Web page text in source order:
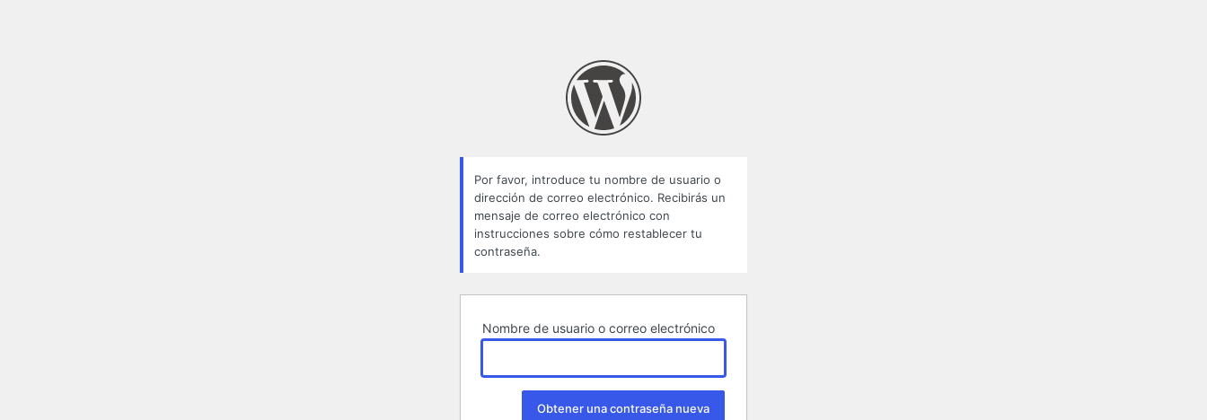
Por favor, introduce tu nombre de usuario o
dirección de correo electrónico. Recibirás un
mensaje de correo electrónico con
instrucciones sobre cómo restablecer tu
contraseña.
Nombre de usuario o correo electrónico